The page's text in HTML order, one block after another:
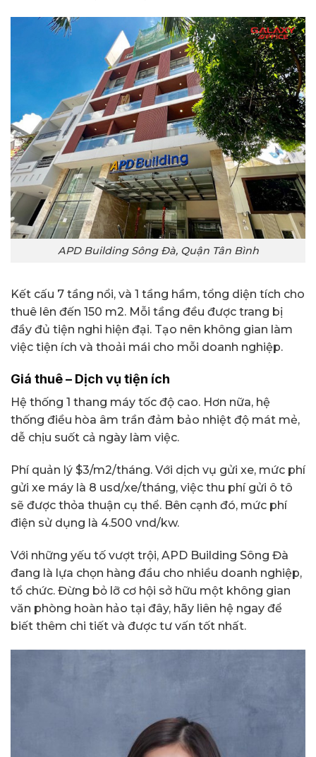
APD Building Sông Đà, Quận Tân Bình
Kết cấu 7 tầng nổi, và 1 tầng hầm, tổng diện tích cho
thuê lên đến 150 m2. Mỗi tầng đều được trang bị
đầy đủ tiện nghi hiện đại. Tạo nên không gian làm
việc tiện ích và thoải mái cho mỗi doanh nghiệp.
Giá thuê – Dịch vụ tiện ích
Hệ thống 1 thang máy tốc độ cao. Hơn nữa, hệ
thống điều hòa âm trần đảm bảo nhiệt độ mát mẻ,
dễ chịu suốt cả ngày làm việc.
Phí quản lý $3/m2/tháng. Với dịch vụ gửi xe, mức phí
gửi xe máy là 8 usd/xe/tháng, việc thu phí gửi ô tô
sẽ được thỏa thuận cụ thể. Bên cạnh đó, mức phí
điện sử dụng là 4.500 vnd/kw.
Với những yếu tố vượt trội, APD Building Sông Đà
đang là lựa chọn hàng đầu cho nhiều doanh nghiệp,
tổ chức. Đừng bỏ lỡ cơ hội sở hữu một không gian
văn phòng hoàn hảo tại đây, hãy liên hệ ngay để
biết thêm chi tiết và được tư vấn tốt nhất.